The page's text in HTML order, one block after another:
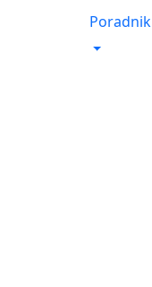
Poradnik